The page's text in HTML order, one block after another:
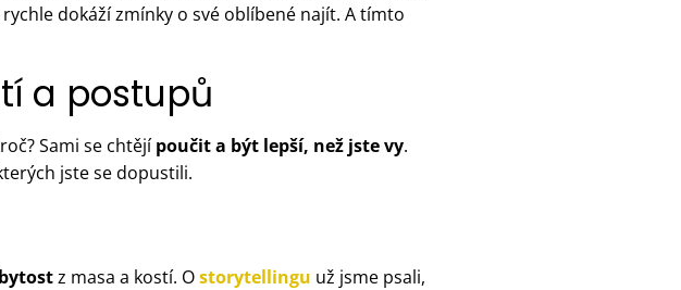
dokáží zmínky o své oblíbené najít. A tímto
a postupů
Sami se chtějípoučit a být lepší, než jste vy.
jste se dopustili.
z masa a kostí. Ostorytellingu už jsme psali,